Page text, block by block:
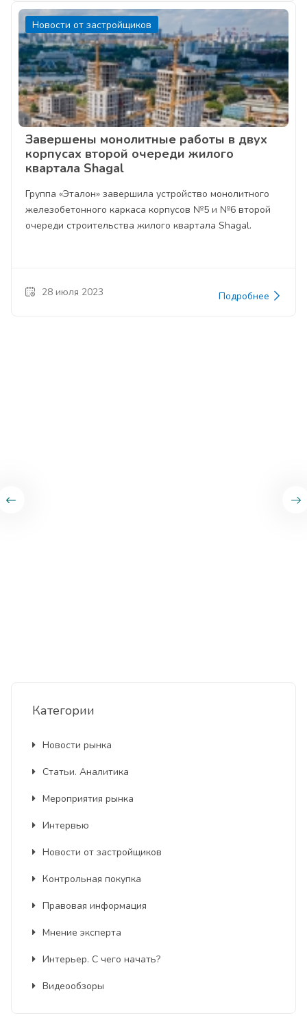
Новости от застройщиков
Завершены монолитные работы в двух
корпусах второй очереди жилого
квартала Shagal
Группа «Эталон» завершила устройство монолитного
железобетонного каркаса корпусов №5 и №6 второй
очереди строительства жилого квартала Shagal.
28 июля 2023 Подробнее
Категории
Новости рынка
Статьи. Аналитика
Мероприятия рынка
Интервью
Новости от застройщиков
Контрольная покупка
Правовая информация
Мнение эксперта
Интерьер. С чего начать?
Видеообзоры